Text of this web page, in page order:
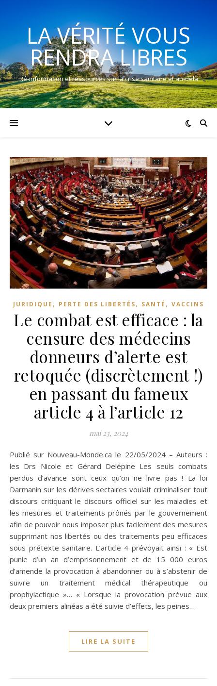
LA VÉRITÉ VOUS
RENDRA LIBRES
Ré-information et ressources sur la crise sanitaire et au-delà
JURIDIQUE , PERTE DES LIBERTÉS, SANTÉ , VACCINS
Le combat est efficace : la
censure des médecins
donneurs d’alerte est
retoquée (discrètement !)
en passant du fameux
article 4 à l’article 12
mai 23, 2024
Publié sur Nouveau-Monde.ca le 22/05/2024 – Auteurs :
les Drs Nicole et Gérard Delépine Les seuls combats
perdus d’avance sont ceux qu’on ne livre pas ! La loi
Darmanin sur les dérives sectaires voulait criminaliser tout
discours critiquant le discours officiel sur les maladies et
les mesures et traitements prônés par le gouvernement
afin de pouvoir nous imposer plus facilement des mesures
supprimant nos libertés ou des traitements peu efficaces
sous prétexte sanitaire. L’article 4 prévoyait ainsi : « Est
punie d’un an d’emprisonnement et de 15 000 euros
d’amende la provocation à abandonner ou à s’abstenir de
suivre un traitement médical thérapeutique ou
prophylactique »… « Lorsque la provocation prévue aux
deux premiers alinéas a été suivie d’effets, les peines…
LIRE LA SUITE